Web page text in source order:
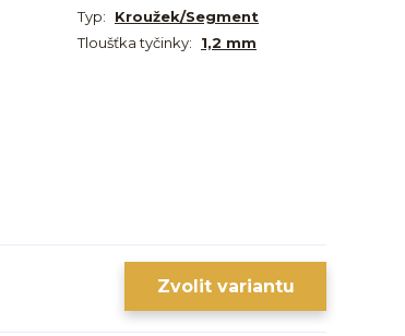
Typ:
Kroužek/Segment
Tloušťka tyčinky:
1,2 mm
Zvolit variantu